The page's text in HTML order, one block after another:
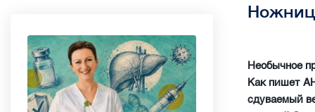
Необычное
Как пишет
сдуваемый